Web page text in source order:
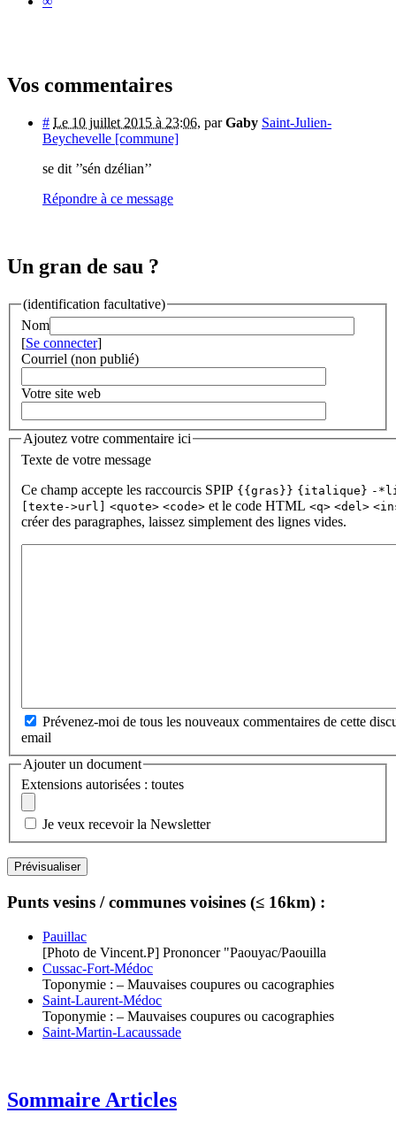
Vos commentaires
# Le 10 juillet 2015 à 23:06, parGaby Saint-Julien-
Beychevelle [commune]
se dit ’’sén dzélian’’
Répondre à ce message
Un gran de sau ?
(identification facultative)
Nom
[Se connecter]
Courriel (non publié)
Votre site web
Ajoutez votre commentaire ici
Texte de votre message
Ce champ accepte les raccourcis SPIP {{gras}} {italique} -
[texte->url]
<quote> <code> et le code HTML <q> <del>
créer des paragraphes, laissez simplement des lignes vides.
Prévenez-moi de tous les nouveaux commentaires de cette
email
Ajouter un document
Extensions autorisées : toutes
Je veux recevoir la Newsletter
Punts vesins / communes voisines (≤ 16km) :
Pauillac
[Photo de Vincent.P] Prononcer "Paouyac/Paouilla
Cussac-Fort-Médoc
Toponymie : – Mauvaises coupures ou cacographies
Saint-Laurent-Médoc
Toponymie : – Mauvaises coupures ou cacographies
Saint-Martin-Lacaussade
Sommaire Articles